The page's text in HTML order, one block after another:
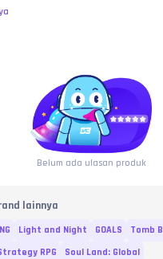
Belum ada ulasan produk
lainnya
Light and Night GOALS
Tomb
RPG
Soul Land: Global